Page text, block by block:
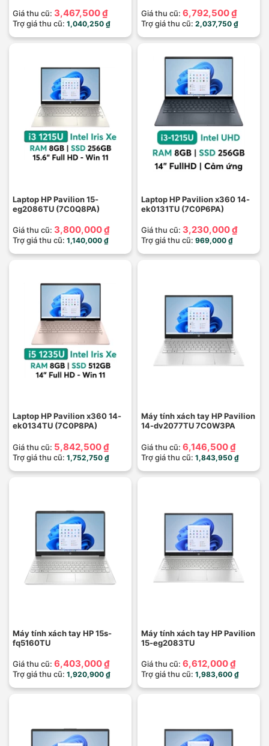
Giá thu cũ: 3,467,500 ₫
Trợ giá thu cũ: 1,040,250 ₫
Giá thu cũ: 6,792,500 ₫
Trợ giá thu cũ: 2,037,750 ₫
Laptop HP Pavilion 15-
eg2086TU (7C0Q8PA)
Giá thu cũ: 3,800,000 ₫
Trợ giá thu cũ: 1,140,000 ₫
Laptop HP Pavilion x360 14-
ek0131TU (7C0P6PA)
Giá thu cũ: 3,230,000 ₫
Trợ giá thu cũ: 969,000 ₫
Laptop HP Pavilion x360 14-
ek0134TU (7C0P8PA)
Giá thu cũ: 5,842,500 ₫
Trợ giá thu cũ: 1,752,750 ₫
Máy tính xách tay HP Pavilion
14-dv2077TU 7C0W3PA
Giá thu cũ: 6,146,500 ₫
Trợ giá thu cũ: 1,843,950 ₫
Máy tính xách tay HP 15s-
fq5160TU
Giá thu cũ: 6,403,000 ₫
Trợ giá thu cũ: 1,920,900 ₫
Máy tính xách tay HP Pavilion
15-eg2083TU
Giá thu cũ: 6,612,000 ₫
Trợ giá thu cũ: 1,983,600 ₫